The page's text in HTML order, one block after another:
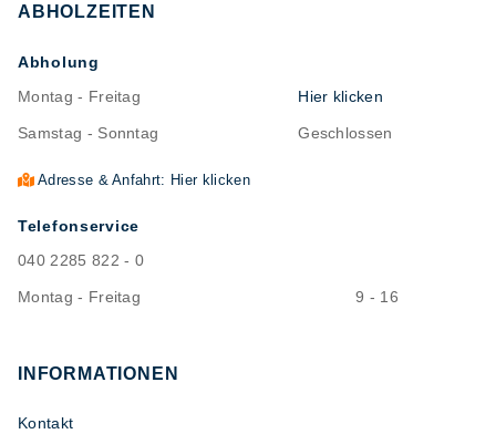
ABHOLZEITEN
Abholung
Montag - Freitag
Hier klicken
Samstag - Sonntag Geschlossen
Adresse & Anfahrt: Hier klicken
Telefonservice
040 2285 822 - 0
Montag - Freitag 9 - 16
INFORMATIONEN
Kontakt